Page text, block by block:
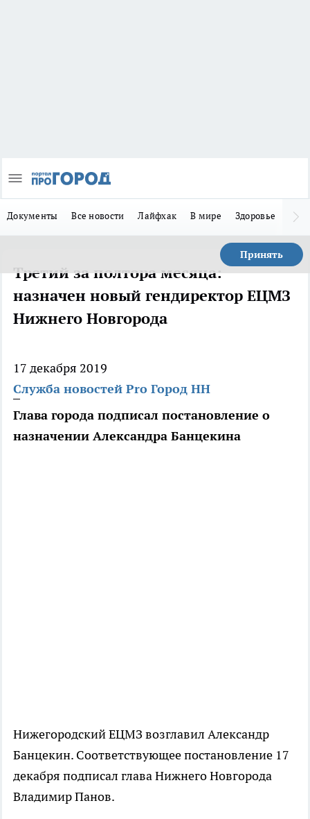
Документы Все новости Лайфхак В мире Здоровье
Принять
Третий за полтора месяца:
назначен новый гендиректор ЕЦМЗ
Нижнего Новгорода
17 декабря 2019
Служба новостей Pro Город НН
Глава города подписал постановление о
назначении Александра Банцекина
Нижегородский ЕЦМЗ возглавил Александр
Банцекин. Соответствующее постановление 17
декабря подписал глава Нижнего Новгорода
Владимир Панов.